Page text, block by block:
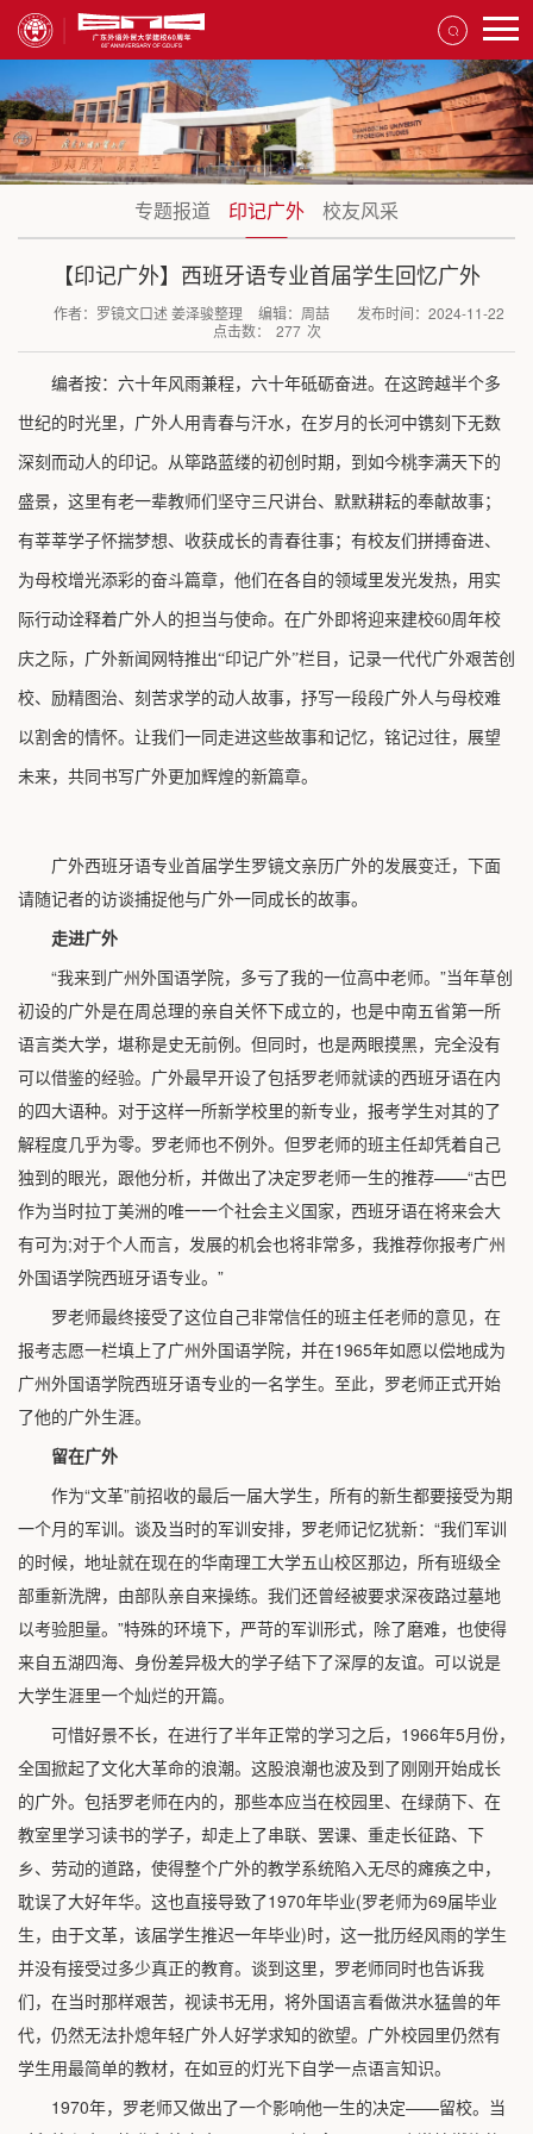
专题报道 印记广外 校友风采
【印记广外】西班牙语专业首届学生回忆广外
作者：罗镜文口述 姜泽骏整理 编辑：周喆
发布时间：2024-11-22
点击数：
277 次
编者按： 六十年风雨兼程，六十年砥砺奋进。在这跨越半个多
世纪的时光里，广外人用青春与汗水，在岁月的长河中镌刻下无数
深刻而动人的印记。从筚路蓝缕的初创时期，到如今桃李满天下的
盛景，这里有老一辈教师们坚守三尺讲台、默默耕耘的奉献故事；
有莘莘学子怀揣梦想、收获成长的青春往事；有校友们拼搏奋进、
为母校增光添彩的奋斗篇章，他们在各自的领域里发光发热，用实
际行动诠释着广外人的担当与使命。在广外即将迎来建校60周年校
庆之际，广外新闻网特推出“印记广外”栏目，记录一代代广外艰苦创
校、励精图治、刻苦求学的动人故事，抒写一段段广外人与母校难
以割舍的情怀。让我们一同走进这些故事和记忆，铭记过往，展望
未来，共同书写广外更加辉煌的新篇章。
广外西班牙语专业首届学生罗镜文亲历广外的发展变迁，下面
请随记者的访谈捕捉他与广外一同成长的故事。
走进广外
“我来到广州外国语学院，多亏了我的一位高中老师。”当年草创
初设的广外是在周总理的亲自关怀下成立的，也是中南五省第一所
语言类大学，堪称是史无前例。但同时，也是两眼摸黑，完全没有
可以借鉴的经验。广外最早开设了包括罗老师就读的西班牙语在内
的四大语种。对于这样一所新学校里的新专业，报考学生对其的了
解程度几乎为零。罗老师也不例外。但罗老师的班主任却凭着自己
独到的眼光，跟他分析，并做出了决定罗老师一生的推荐——“古巴
作为当时拉丁美洲的唯一一个社会主义国家，西班牙语在将来会大
有可为;对于个人而言，发展的机会也将非常多，我推荐你报考广州
外国语学院西班牙语专业。”
罗老师最终接受了这位自己非常信任的班主任老师的意见，在
报考志愿一栏填上了广州外国语学院，并在1965年如愿以偿地成为
广州外国语学院西班牙语专业的一名学生。至此，罗老师正式开始
了他的广外生涯。
留在广外
作为“文革”前招收的最后一届大学生，所有的新生都要接受为期
一个月的军训。谈及当时的军训安排，罗老师记忆犹新：“我们军训
的时候，地址就在现在的华南理工大学五山校区那边，所有班级全
部重新洗牌，由部队亲自来操练。我们还曾经被要求深夜路过墓地
以考验胆量。”特殊的环境下，严苛的军训形式，除了磨难，也使得
来自五湖四海、身份差异极大的学子结下了深厚的友谊。可以说是
大学生涯里一个灿烂的开篇。
可惜好景不长，在进行了半年正常的学习之后，1966年5月份，
全国掀起了文化大革命的浪潮。这股浪潮也波及到了刚刚开始成长
的广外。包括罗老师在内的，那些本应当在校园里、在绿荫下、在
教室里学习读书的学子，却走上了串联、罢课、重走长征路、下
乡、劳动的道路，使得整个广外的教学系统陷入无尽的瘫痪之中，
耽误了大好年华。这也直接导致了1970年毕业(罗老师为69届毕业
生，由于文革，该届学生推迟一年毕业)时，这一批历经风雨的学生
并没有接受过多少真正的教育。谈到这里，罗老师同时也告诉我
们，在当时那样艰苦，视读书无用，将外国语言看做洪水猛兽的年
代，仍然无法扑熄年轻广外人好学求知的欲望。广外校园里仍然有
学生用最简单的教材，在如豆的灯光下自学一点语言知识。
1970年，罗老师又做出了一个影响他一生的决定——留校。当